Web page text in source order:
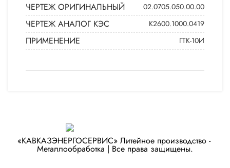
ЧЕРТЕЖ ОРИГИНАЛЬНЫЙ 02.0705.050.00.00
ЧЕРТЕЖ АНАЛОГ КЭС К2600.1000.0419
ПРИМЕНЕНИЕ ГТК-10И
«КАВКАЗЭНЕРГОСЕРВИС» ​Литейное производство - ​
Металлообработка | Все права защищены.